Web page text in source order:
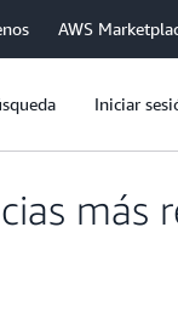
AWS
Iniciar
más